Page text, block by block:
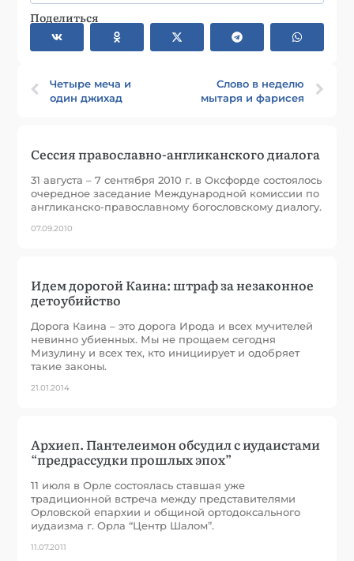
Поделиться
Четыре меча и
один джихад
Слово в неделю
мытаря и фарисея
Сессия православно-англиканского диалога
31 августа – 7 сентября 2010 г. в Оксфорде состоялось
очередное заседание Международной комиссии по
англиканско-православному богословскому диалогу.
07.09.2010
Идем дорогой Каина: штраф за незаконное
детоубийство
Дорога Каина – это дорога Ирода и всех мучителей
невинно убиенных. Мы не прощаем сегодня
Мизулину и всех тех, кто инициирует и одобряет
такие законы.
21.01.2014
Архиеп. Пантелеимон обсудил с иудаистами
“предрассудки прошлых эпох”
11 июля в Орле состоялась ставшая уже
традиционной встреча между представителями
Орловской епархии и общиной ортодоксального
иудаизма г. Орла “Центр Шалом”.
11.07.2011